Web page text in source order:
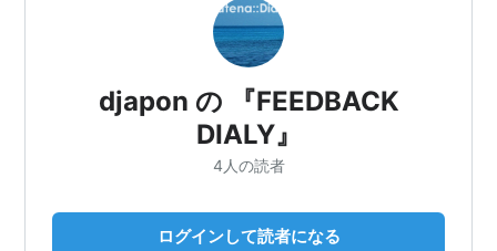
djapon の 『FEEDBACK
DIALY』
4人の読者
ログインして読者になる